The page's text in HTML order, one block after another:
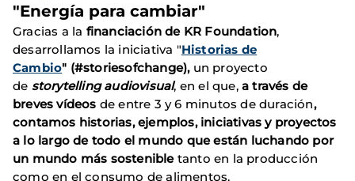
"Energía para cambiar"
Gracias a la financiación de KR Foundation,
desarrollamos la iniciativa "Historias de
Cambio" (#storiesofchange),un proyecto
de storytelling audiovisual, en el que,a través de
breves vídeos de entre 3 y 6 minutos de duración,
contamos historias, ejemplos, iniciativas y proyectos
a lo largo de todo el mundo que están luchando por
un mundo más sostenibletanto en la producción
como en el consumo de alimentos.